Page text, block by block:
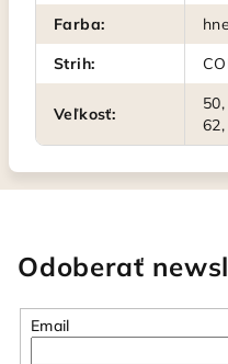
Farba:
Strih:
Veľkosť:
Odoberať
Email